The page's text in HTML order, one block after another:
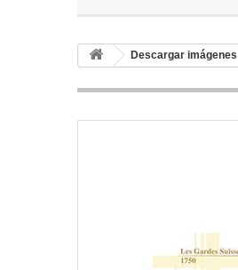
Descargar imágenes